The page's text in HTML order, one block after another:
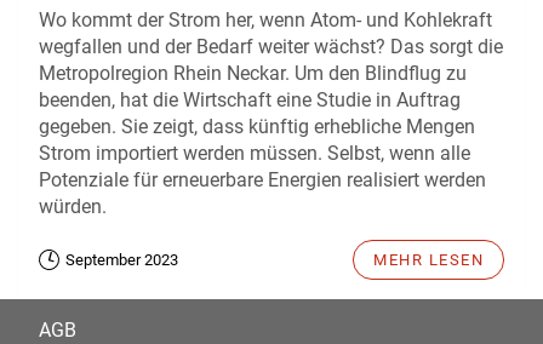
Wo kommt der Strom her, wenn Atom- und Kohlekraft
wegfallen und der Bedarf weiter wächst? Das sorgt die
Metropolregion Rhein Neckar. Um den Blindflug zu
beenden, hat die Wirtschaft eine Studie in Auftrag
gegeben. Sie zeigt, dass künftig erhebliche Mengen
Strom importiert werden müssen. Selbst, wenn alle
Potenziale für erneuerbare Energien realisiert werden
würden.
September 2023 MEHR LESEN
AGB